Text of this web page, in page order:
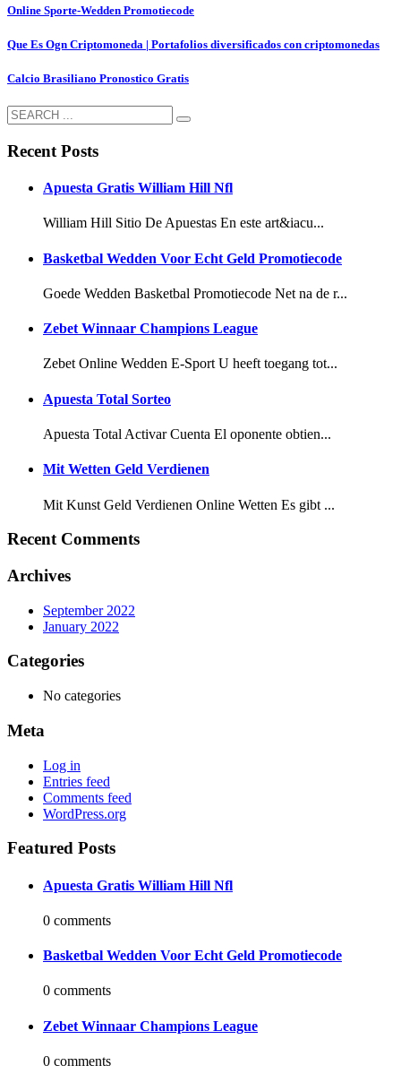
Online Sporte-Wedden Promotiecode
Que Es Ogn Criptomoneda | Portafolios diversificados con criptomonedas
Calcio Brasiliano Pronostico Gratis
Recent Posts
Apuesta Gratis William Hill Nfl
William Hill Sitio De Apuestas En este art&iacu...
Basketbal Wedden Voor Echt Geld Promotiecode
Goede Wedden Basketbal Promotiecode Net na de r...
Zebet Winnaar Champions League
Zebet Online Wedden E-Sport U heeft toegang tot...
Apuesta Total Sorteo
Apuesta Total Activar Cuenta El oponente obtien...
Mit Wetten Geld Verdienen
Mit Kunst Geld Verdienen Online Wetten Es gibt ...
Recent Comments
Archives
September 2022
January 2022
Categories
No categories
Meta
Log in
Entries feed
Comments feed
WordPress.org
Featured Posts
Apuesta Gratis William Hill Nfl
0 comments
Basketbal Wedden Voor Echt Geld Promotiecode
0 comments
Zebet Winnaar Champions League
0 comments